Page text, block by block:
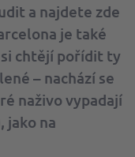
a najdete zde
je také
chtějí pořídit ty
– nachází se
naživo vypadají
jako na